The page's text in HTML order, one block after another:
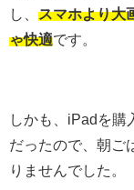
し、 スマホより大
ゃ快適です。
しかも、iPadを購
だったので、朝ご
りませんでした。